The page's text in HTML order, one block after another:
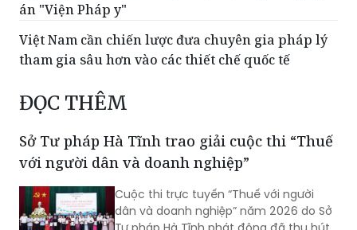
án "Viện Pháp y"
Việt Nam cần chiến lược đưa chuyên gia pháp lý
tham gia sâu hơn vào các thiết chế quốc tế
ĐỌC THÊM
Sở Tư pháp Hà Tĩnh trao giải cuộc thi “Thuế
với người dân và doanh nghiệp”
Cuộc thi trực tuyến “Thuế với người
dân và doanh nghiệp” năm 2026 do Sở